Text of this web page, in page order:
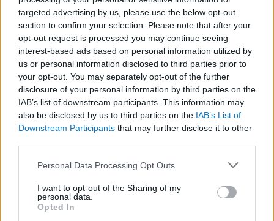
targeted advertising by us, please use the below opt-out
section to confirm your selection. Please note that after your
opt-out request is processed you may continue seeing
interest-based ads based on personal information utilized by
us or personal information disclosed to third parties prior to
your opt-out. You may separately opt-out of the further
disclosure of your personal information by third parties on the
IAB’s list of downstream participants. This information may
also be disclosed by us to third parties on the IAB’s List of
Downstream Participants that may further disclose it to other
Please note that this website/app uses one or more Google
not limited to your visit or usage behaviour. You may click to
grant or deny consent to Google and its third-party tags to
use your data for below specified purposes in below Google
Personal Data Processing Opt Outs
I want to opt-out of the Sharing of my
personal data.
Opted In
LEGFRISSEBB